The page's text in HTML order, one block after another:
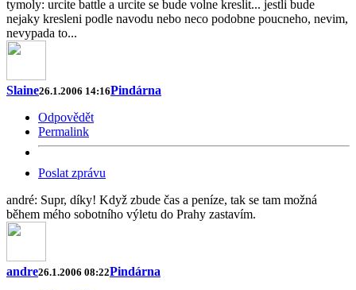
tymoly: urcite battle a urcite se bude volne kreslit... jestli bude
nejaky kresleni podle navodu nebo neco podobne poucneho, nevim,
nevypada to...
Slaine26.1.2006 14:16Pindárna
Odpovědět
Permalink
Poslat zprávu
andré: Supr, díky! Když zbude čas a peníze, tak se tam možná
během mého sobotního výletu do Prahy zastavím.
andre26.1.2006 08:22Pindárna